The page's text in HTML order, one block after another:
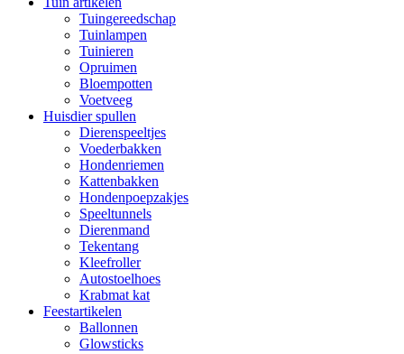
Tuingereedschap
Tuinlampen
Tuinieren
Opruimen
Bloempotten
Voetveeg
Huisdier spullen
Dierenspeeltjes
Voederbakken
Hondenriemen
Kattenbakken
Hondenpoepzakjes
Speeltunnels
Dierenmand
Tekentang
Kleefroller
Autostoelhoes
Krabmat kat
Feestartikelen
Ballonnen
Glowsticks